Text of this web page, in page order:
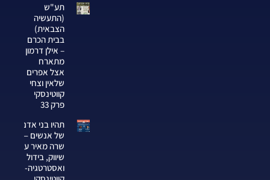
תע"ש
(התעשיה
הצבאית)
בבית הכרם
– אילן דרמון
מתארח
אצל אפרים
שלאין וצחי
קווטינסקי
פרק 33
תהיו בני אדם
של אנשים —
שרה מאיר על
שיווק, בידול
ואסטרטגיה-צחי